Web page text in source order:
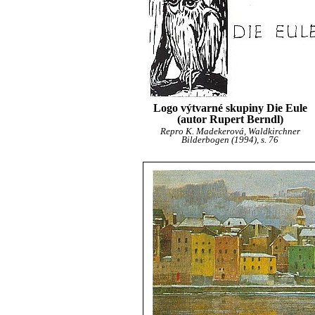
Logo výtvarné skupiny Die Eule
(autor Rupert Berndl)
Repro K. Madekerová, Waldkirchner
Bilderbogen (1994), s. 76